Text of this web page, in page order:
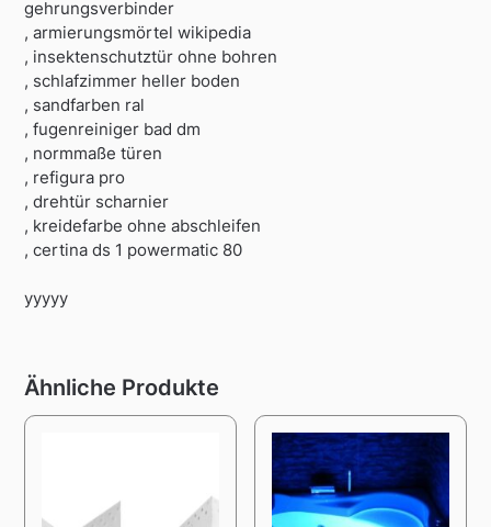
gehrungsverbinder
, armierungsmörtel wikipedia
, insektenschutztür ohne bohren
, schlafzimmer heller boden
, sandfarben ral
, fugenreiniger bad dm
, normmaße türen
, refigura pro
, drehtür scharnier
, kreidefarbe ohne abschleifen
, certina ds 1 powermatic 80
yyyyy
Ähnliche Produkte